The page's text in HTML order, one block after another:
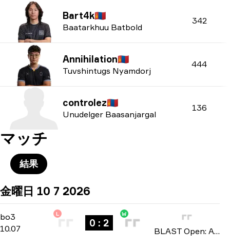
Bart4k🇲🇳
Baatarkhuu Batbold
342
Annihilation🇲🇳
Tuvshintugs Nyamdorj
444
controlez🇲🇳
Unudelger Baasanjargal
136
マッチ
結果
金曜日 10 7 2026
bo3 -bo3
10.07
L
0 : 2
W
BLAST Open: Asian Qualifier Fall 2026